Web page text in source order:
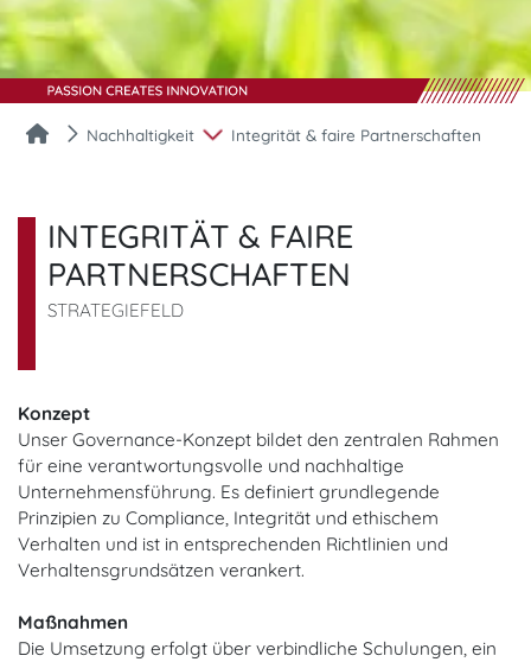
Nachhaltigkeit Integrität & faire Partnerschaften
INTEGRITÄT & FAIRE
PARTNERSCHAFTEN
STRATEGIEFELD
Konzept
Unser Governance-Konzept bildet den zentralen Rahmen
für eine verantwortungsvolle und nachhaltige
Unternehmensführung. Es definiert grundlegende
Prinzipien zu Compliance, Integrität und ethischem
Verhalten und ist in entsprechenden Richtlinien und
Verhaltensgrundsätzen verankert.
Maßnahmen
Die Umsetzung erfolgt über verbindliche Schulungen, ein